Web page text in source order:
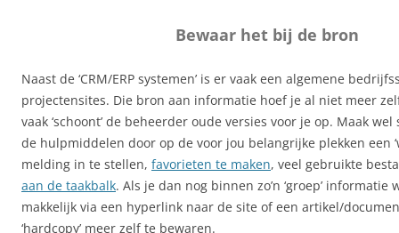
Bewaar het bij de bron
Naast de ‘CRM/ERP systemen’ is er vaak een algemene
projectensites. Die bron aan informatie hoef je al niet meer
vaak ‘schoont’ de beheerder oude versies voor je op. Maak
de hulpmiddelen door op de voor jou belangrijke plekken een
melding in te stellen, favorieten te maken, veel gebruikte
aan de taakbalk. Als je dan nog binnen zo’n ‘groep’
makkelijk via een hyperlink naar de site of een artikel/
‘hardcopy’ meer zelf te bewaren.